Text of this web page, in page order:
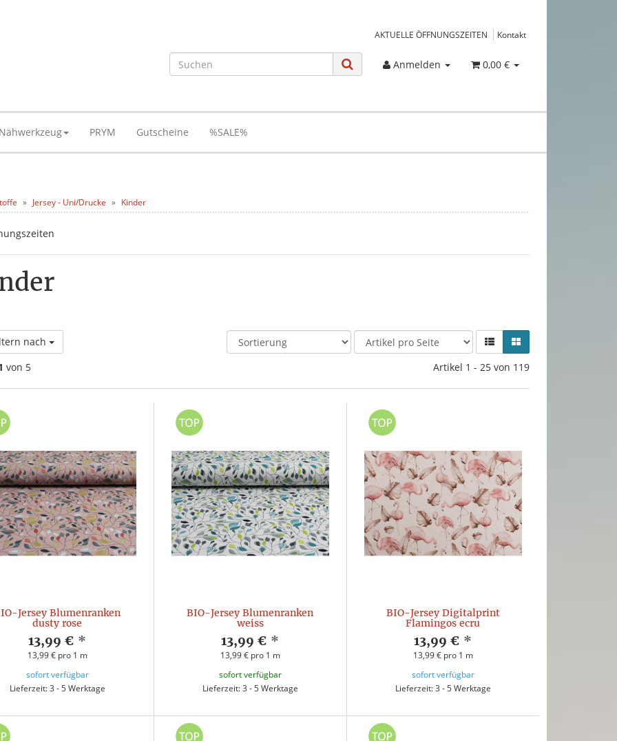
AKTUELLE ÖFFNUNGSZEITEN Kontakt
Anmelden 0,00 €
PRYM Gutscheine %SALE%
Jersey - Uni/Drucke Kinder
nach
von 5 Artikel 1 - 25 von 119
Jersey Blumenranken
dusty rose
13,99 € *
13,99 € pro 1 m
sofort verfügbar
Lieferzeit: 3 - 5 Werktage
BIO-Jersey Blumenranken
weiss
13,99 € *
13,99 € pro 1 m
sofort verfügbar
Lieferzeit: 3 - 5 Werktage
BIO-Jersey Digitalprint
Flamingos ecru
13,99 € *
13,99 € pro 1 m
sofort verfügbar
Lieferzeit: 3 - 5 Werktage